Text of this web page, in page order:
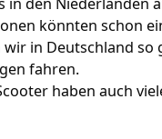
könnten schon
in Deutschland
fahren.
haben auch